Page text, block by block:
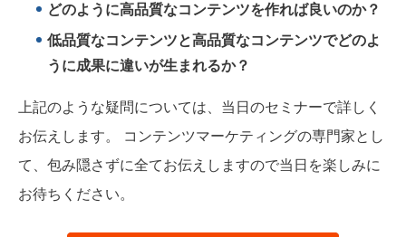
どのように高品質なコンテンツを作れば良いのか？
低品質なコンテンツと高品質なコンテンツでどのよ
うに成果に違いが生まれるか？
上記のような疑問については、当日のセミナーで詳しく
お伝えします。 コンテンツマーケティングの専門家とし
て、包み隠さずに全てお伝えしますので当日を楽しみに
お待ちください。